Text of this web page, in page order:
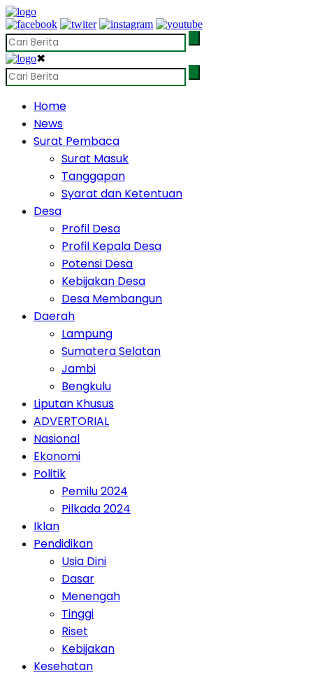
✖
Home
News
Surat Pembaca
Surat Masuk
Tanggapan
Syarat dan Ketentuan
Desa
Profil Desa
Profil Kepala Desa
Potensi Desa
Kebijakan Desa
Desa Membangun
Daerah
Lampung
Sumatera Selatan
Jambi
Bengkulu
Liputan Khusus
ADVERTORIAL
Nasional
Ekonomi
Politik
Pemilu 2024
Pilkada 2024
Iklan
Pendidikan
Usia Dini
Dasar
Menengah
Tinggi
Riset
Kebijakan
Kesehatan